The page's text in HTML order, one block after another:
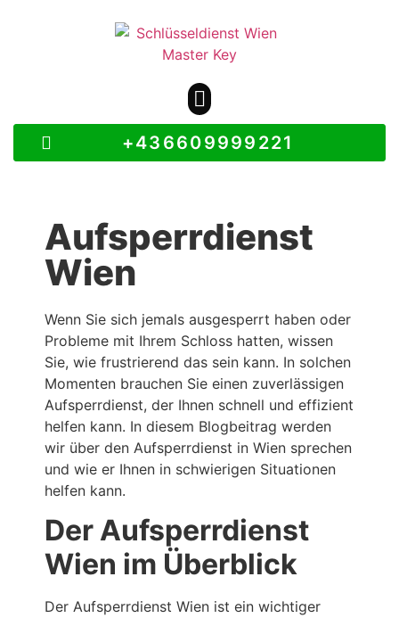
+436609999221
Aufsperrdienst
Wien
Wenn Sie sich jemals ausgesperrt haben oder
Probleme mit Ihrem Schloss hatten, wissen
Sie, wie frustrierend das sein kann. In solchen
Momenten brauchen Sie einen zuverlässigen
Aufsperrdienst, der Ihnen schnell und effizient
helfen kann. In diesem Blogbeitrag werden
wir über den Aufsperrdienst in Wien sprechen
und wie er Ihnen in schwierigen Situationen
helfen kann.
Der Aufsperrdienst
Wien im Überblick
Der Aufsperrdienst Wien ist ein wichtiger